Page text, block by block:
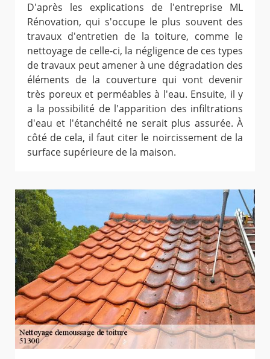
D'après les explications de l'entreprise ML
Rénovation, qui s'occupe le plus souvent des
travaux d'entretien de la toiture, comme le
nettoyage de celle-ci, la négligence de ces types
de travaux peut amener à une dégradation des
éléments de la couverture qui vont devenir
très poreux et perméables à l'eau. Ensuite, il y
a la possibilité de l'apparition des infiltrations
d'eau et l'étanchéité ne serait plus assurée. À
côté de cela, il faut citer le noircissement de la
surface supérieure de la maison.